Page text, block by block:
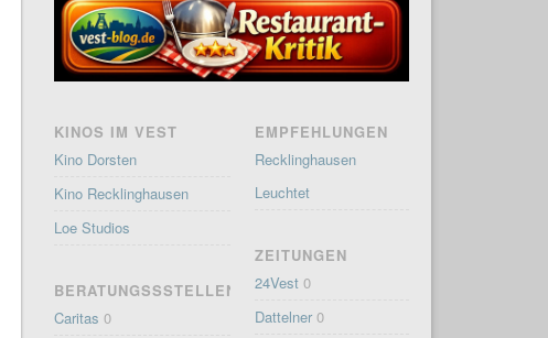
KINOS IM VEST
Kino Dorsten
Kino Recklinghausen
Loe Studios
BERATUNGSSSTELLEN
Caritas 0
EMPFEHLUNGEN
Recklinghausen
Leuchtet
ZEITUNGEN
24Vest 0
Dattelner 0